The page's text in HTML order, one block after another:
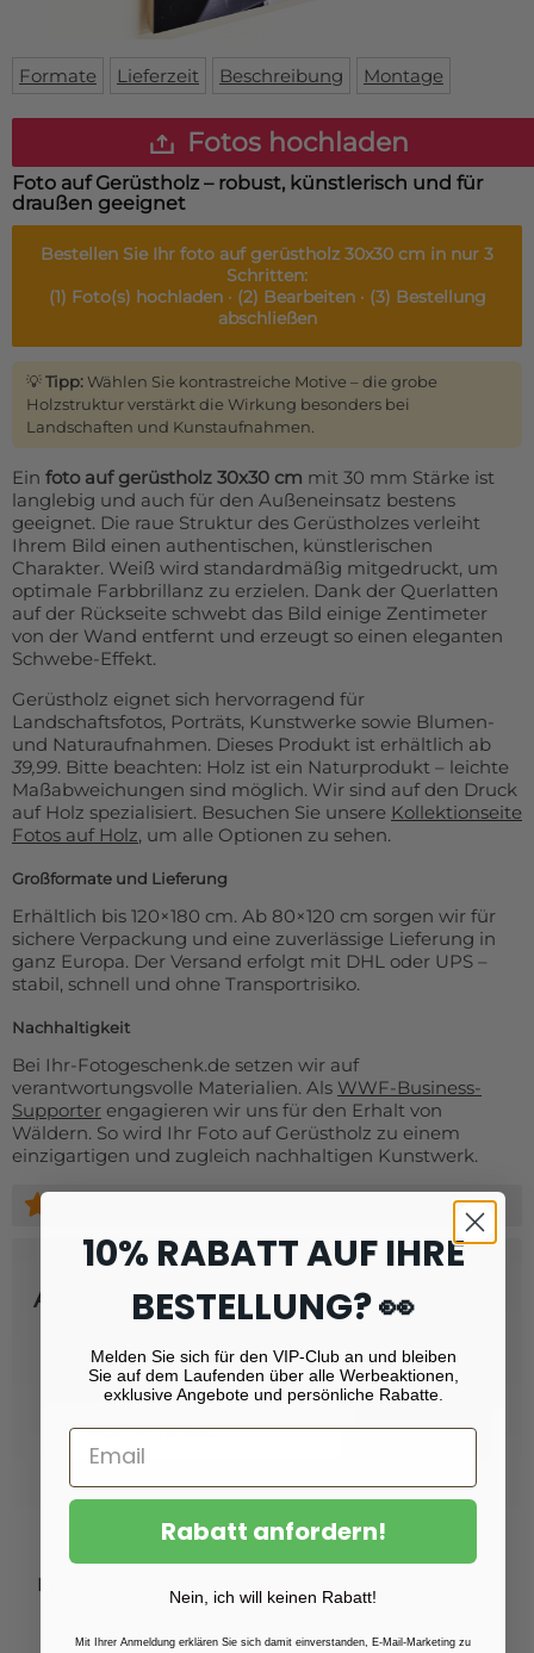
Custom skateboard deck
Login
WhatsApp
Formate Lieferzeit Beschreibung Montage
Fotos hochladen
Foto auf Gerüstholz – robust, künstlerisch und für
draußen geeignet
Bestellen Sie Ihr foto auf gerüstholz 30x30 cm in nur 3
Schritten:
(1) Foto(s) hochladen · (2) Bearbeiten · (3) Bestellung
abschließen
💡Tipp:Wählen Sie kontrastreiche Motive – die grobe
Holzstruktur verstärkt die Wirkung besonders bei
Landschaften und Kunstaufnahmen.
Ein foto auf gerüstholz 30x30 cm mit 30 mm Stärke ist
langlebig und auch für den Außeneinsatz bestens
geeignet. Die raue Struktur des Gerüstholzes verleiht
Ihrem Bild einen authentischen, künstlerischen
Charakter. Weiß wird standardmäßig mitgedruckt, um
optimale Farbbrillanz zu erzielen. Dank der Querlatten
auf der Rückseite schwebt das Bild einige Zentimeter
von der Wand entfernt und erzeugt so einen eleganten
Schwebe-Effekt.
Gerüstholz eignet sich hervorragend für
Landschaftsfotos, Porträts, Kunstwerke sowie Blumen-
und Naturaufnahmen. Dieses Produkt ist erhältlich ab
39,99. Bitte beachten: Holz ist ein Naturprodukt – leichte
Maßabweichungen sind möglich. Wir sind auf den Druck
auf Holz spezialisiert. Besuchen Sie unsere Kollektionseite
Fotos auf Holz, um alle Optionen zu sehen.
Großformate und Lieferung
Erhältlich bis 120×180 cm. Ab 80×120 cm sorgen wir für
sichere Verpackung und eine zuverlässige Lieferung in
ganz Europa. Der Versand erfolgt mit DHL oder UPS –
stabil, schnell und ohne Transportrisiko.
Nachhaltigkeit
Bei Ihr-Fotogeschenk.de setzen wir auf
verantwortungsvolle Materialien. Als WWF-Business-
Supporter engagieren wir uns für den Erhalt von
Wäldern. So wird Ihr Foto auf Gerüstholz zu einem
einzigartigen und zugleich nachhaltigen Kunstwerk.
Abonnieren Sie unseren Newsletter
Registrieren
Produkte
Fotoabzüge
10% RABATT AUF IHRE
BESTELLUNG? 👀
Melden Sie sich für den VIP-Club an und bleiben
Sie auf dem Laufenden über alle Werbeaktionen,
exklusive Angebote und persönliche Rabatte.
Rabatt anfordern!
Nein, ich will keinen Rabatt!
Mit Ihrer Anmeldung erklären Sie sich damit einverstanden, E-Mail-Marketing zu